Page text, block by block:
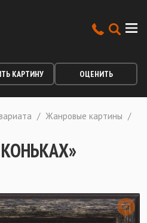
КАРТИНУ ОЦЕНИТЬ
/ Жанровые картины /